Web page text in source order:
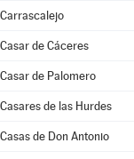
Carrascalejo
Casar de Cáceres
Casar de Palomero
Casares de las Hurdes
Casas de Don Antonio